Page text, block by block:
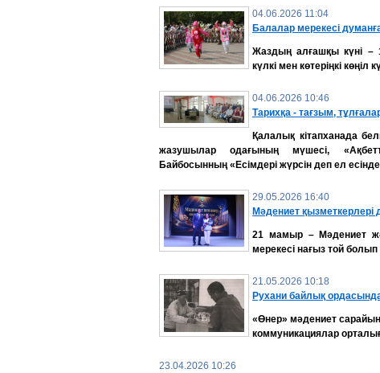
04.06.2026 11:04
Балалар мерекесі
Жаздың алғашқы күні –
күлкі мен көтеріңкі
04.06.2026 10:46
Тарихқа - тағзым,
Қалалық кітапханада
жазушылар одағының мүшесі,
Байбосынның «Есімдері жүрсін деп ел
29.05.2026 16:40
Мәдениет қызметкерлері
21 мамыр – Мәдениет
мерекесі нағыз той болып
21.05.2026 10:18
Рухани байлық
«Өнер» мәдениет
коммуникациялар
23.04.2026 10:26